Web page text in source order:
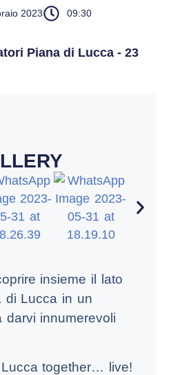
2023 09:30
Piana di Lucca - 23
insieme il lato
di Lucca in un
darvi innumerevoli
together… live!